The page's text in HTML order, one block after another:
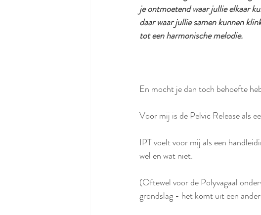
je ontmoetend waar jullie elkaar
daar waar jullie samen kunnen
tot een harmonische melodie.
En mocht je dan toch behoefte
Voor mij is de Pelvic Release als
IPT voelt voor mij als een
wel en wat niet.
(Oftewel voor de Polyvagaal
grondslag - het komt uit een